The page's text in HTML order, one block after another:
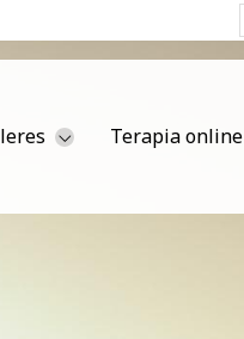
Terapia online